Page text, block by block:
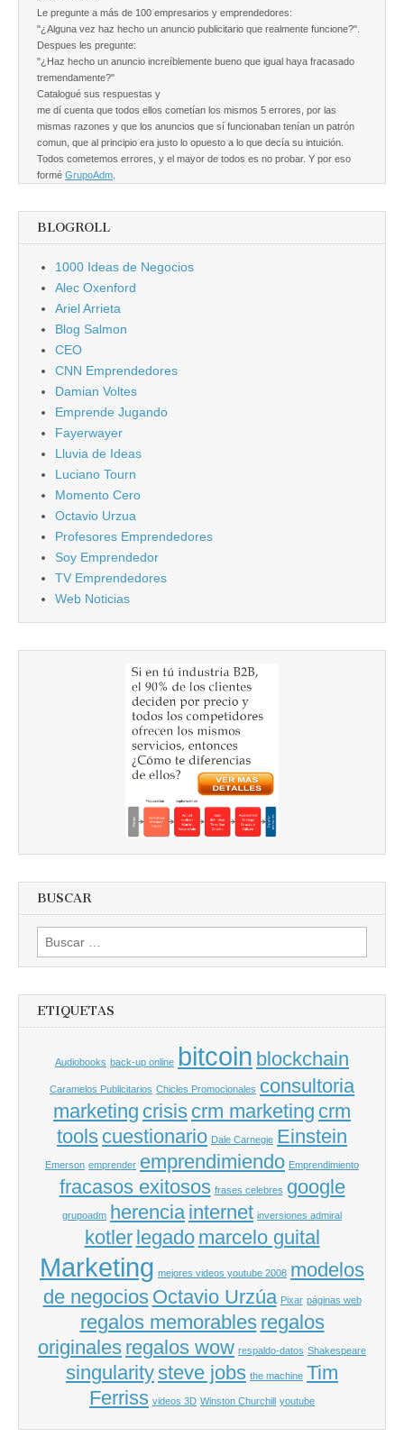
Le pregunte a más de 100 empresarios y emprendedores:
"¿Alguna vez haz hecho un anuncio publicitario que realmente funcione?".
Despues les pregunte:
"¿Haz hecho un anuncio increíblemente bueno que igual haya fracasado
tremendamente?"
Catalogué sus respuestas y
me dí cuenta que todos ellos cometían los mismos 5 errores, por las
mismas razones y que los anuncios que sí funcionaban tenían un patrón
comun, que al principio era justo lo opuesto a lo que decía su intuición.
Todos cometemos errores, y el mayor de todos es no probar. Y por eso
formé GrupoAdm
BLOGROLL
1000 Ideas de Negocios
Alec Oxenford
Ariel Arrieta
Blog Salmon
CEO
CNN Emprendedores
Damian Voltes
Emprende Jugando
Fayerwayer
Lluvia de Ideas
Luciano Tourn
Momento Cero
Octavio Urzua
Profesores Emprendedores
Soy Emprendedor
TV Emprendedores
Web Noticias
BUSCAR
Buscar
por:
ETIQUETAS
Audiobooks back-up online bitcoin blockchain
Caramelos Publicitarios Chicles Promocionales consultoria
marketing crisis crm marketing crm
tools cuestionario Dale Carnegie Einstein
Emerson emprender emprendimiendo Emprendimiento
fracasos exitosos frases celebres google
grupoadm herencia internet inversiones admiral
kotler legado marcelo guital
Marketing mejores videos youtube 2008 modelos
de negocios Octavio Urzúa Pixar páginas web
regalos memorables regalos
originales regalos wow respaldo-datos Shakespeare
singularitysteve jobs the machine Tim
Ferriss videos 3D Winston Churchill youtube